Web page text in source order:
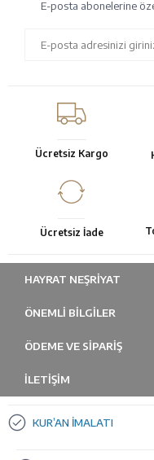
E-posta abonelerine
Ücretsiz Kargo
Ücretsiz İade
HAYRAT NEŞRIYAT
ÖNEMLI BILGILER
ÖDEME VE SİPARİŞ
İLETİŞİM
KUR’AN İMALATI